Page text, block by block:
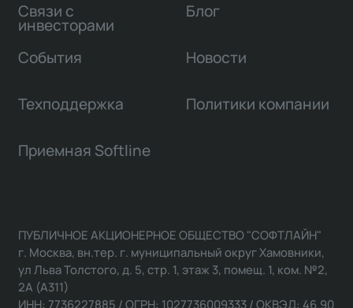
Связи с
инвесторами
Блог
События Новости
Техподдержка Политики компании
Приемная Softline
ПУБЛИЧНОЕ АКЦИОНЕРНОЕ ОБЩЕСТВО "СОФТЛАЙН"
г. Москва, вн.тер. г. муниципальный округ Хамовники,
ул Льва Толстого, д. 5, стр. 1, этаж 3, помещ. 1, ком. №2,
2А (А311)
ИНН: 7736227885 / ОГРН: 1027736009333 / ОКВЭД: 46.90